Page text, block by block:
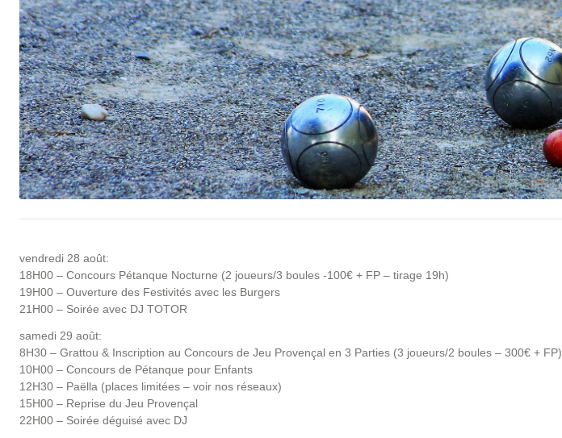
vendredi 28 août:
18H00 – Concours Pétanque Nocturne (2 joueurs/3 boules -100€ + FP – tirage 19h)
19H00 – Ouverture des Festivités avec les Burgers
21H00 – Soirée avec DJ TOTOR
samedi 29 août:
8H30 – Grattou & Inscription au Concours de Jeu Provençal en 3 Parties (3 joueurs/2 boules – 300€ + FP)
10H00 – Concours de Pétanque pour Enfants
12H30 – Paëlla (places limitées – voir nos réseaux)
15H00 – Reprise du Jeu Provençal
22H00 – Soirée déguisé avec DJ